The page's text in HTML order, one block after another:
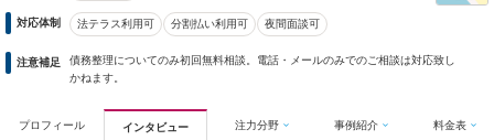
対応体制 法テラス利用可 分割払い利用可 夜間面談可
注意補足
債務整理についてのみ初回無料相談。電話・メールのみでのご相談は対応致し
かねます。
プロフィール インタビュー 注力分野 事例紹介 料金表